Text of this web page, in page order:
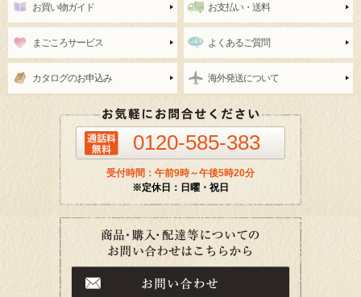
お買い物ガイド お支払い・送料
まごころサービス よくあるご質問
カタログのお申込み 海外発送について
0120-585-383
受付時間：午前9時～午後5時20分
※定休日：日曜・祝日